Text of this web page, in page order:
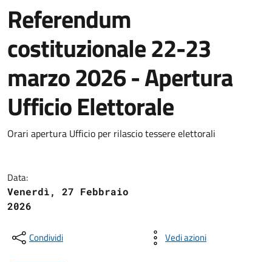
Referendum
costituzionale 22-23
marzo 2026 - Apertura
Ufficio Elettorale
Orari apertura Ufficio per rilascio tessere elettorali
Data:
Venerdì, 27 Febbraio
2026
Condividi Vedi azioni